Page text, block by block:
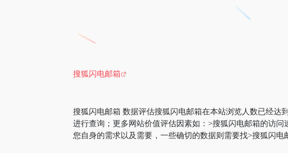
搜狐闪电邮箱
搜狐闪电邮箱 数据评估搜狐闪电邮箱在本站浏览人数已经达到
进行查询；更多网站价值评估因素如：>搜狐闪电邮箱的访
您自身的需求以及需要，一些确切的数据则需要找>搜狐闪